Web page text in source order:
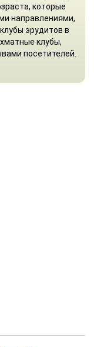
которые
направлениями,
эрудитов в
клубы,
посетителей.